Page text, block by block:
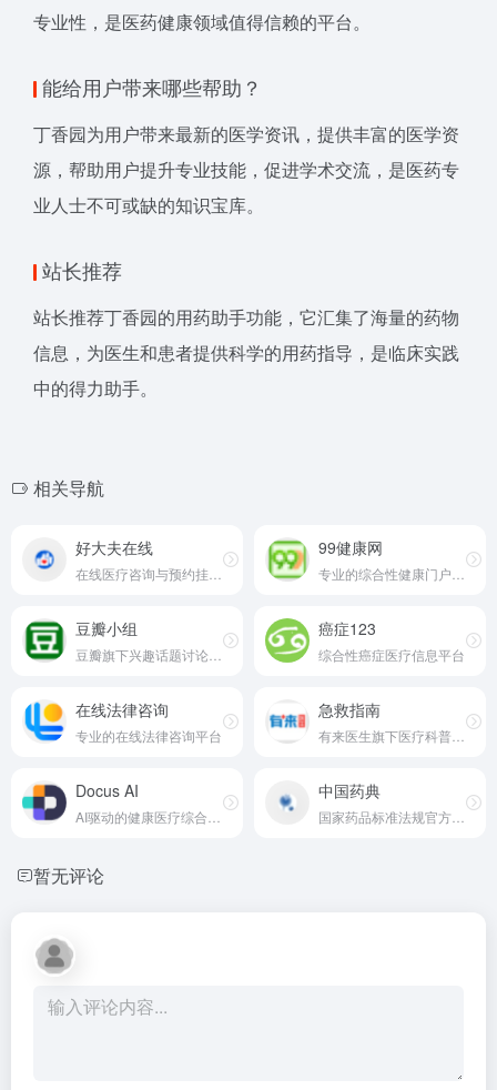
专业性，是医药健康领域值得信赖的平台。
能给用户带来哪些帮助？
丁香园为用户带来最新的医学资讯，提供丰富的医学资
源，帮助用户提升专业技能，促进学术交流，是医药专
业人士不可或缺的知识宝库。
站长推荐
站长推荐丁香园的用药助手功能，它汇集了海量的药物
信息，为医生和患者提供科学的用药指导，是临床实践
中的得力助手。
相关导航
好大夫在线 99健康网
豆瓣小组 癌症123
综合性癌症医疗信息平台
在线法律咨询
专业的在线法律咨询平台
急救指南
Docus AI 中国药典
暂无评论